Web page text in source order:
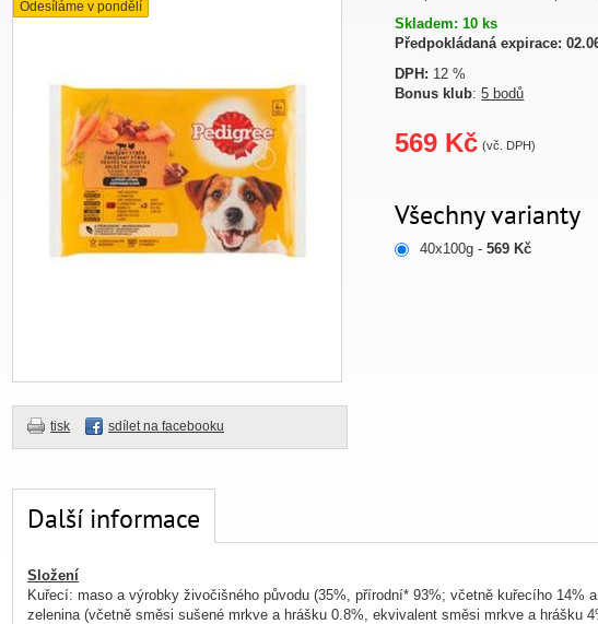
Odesíláme v pondělí
tisk sdílet na facebooku
Skladem: 10 ks
Předpokládaná expirace:
DPH: 12 %
Bonus klub:5 bodů
569 Kč (vč. DPH)
Všechny varianty
40x100g -569 Kč
Další informace
Složení
Kuřecí: maso a výrobky živočišného původu (35%, přírodní* 93%; včetně kuřecího 14%
zelenina (včetně směsi sušené mrkve a hrášku 0.8%, ekvivalent směsi mrkve a hrášku